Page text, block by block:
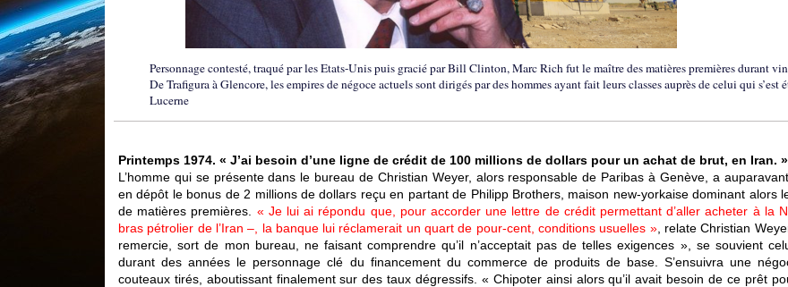
Personnage contesté, traqué par les Etats-Unis puis gracié par Bill Clinton, Marc Rich fut le maître des matières premières durant
De Trafigura à Glencore, les empires de négoce actuels sont dirigés par des hommes ayant fait leurs classes auprès de celui qui s’est
Lucerne
Printemps 1974. « J’ai besoin d’une ligne de crédit de 100 millions de dollars pour un achat de brut, en Iran. »
L’homme qui se présente dans le bureau de Christian Weyer, alors responsable de Paribas à Genève, a
en dépôt le bonus de 2 millions de dollars reçu en partant de Philipp Brothers, maison new-yorkaise dominant alors
de matières premières. « Je lui ai répondu que, pour accorder une ­lettre de crédit permettant d’aller acheter à la
bras pétrolier de l’Iran –, la banque lui réclamerait un quart de pour-cent, ­conditions usuelles », relate Christian
remercie, sort de mon bureau, ne faisant comprendre qu’il n’acceptait pas de telles exigences », se souvient
durant des années le personnage clé du financement du commerce de produits de base. S’ensuivra une
couteaux tirés, aboutissant finalement sur des taux dégressifs. « Chipoter ainsi alors qu’il avait besoin de ce prêt